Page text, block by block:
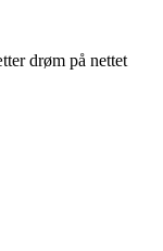
drøm på nettet